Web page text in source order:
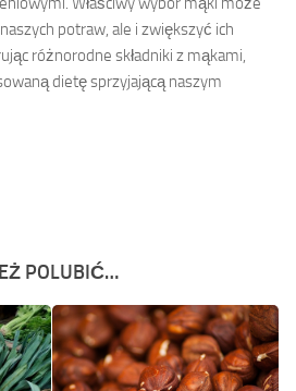
potraw, ale i zwiększyć ich
różnorodne składniki z mąkami,
dietę sprzyjającą naszym
POLUBIĆ…